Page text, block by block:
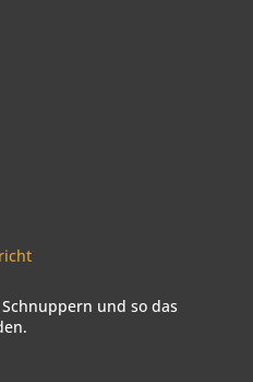
und so das